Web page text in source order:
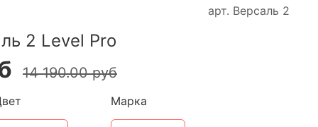
арт. Версаль 2
2 Level Pro
14 190.00 руб
Марка